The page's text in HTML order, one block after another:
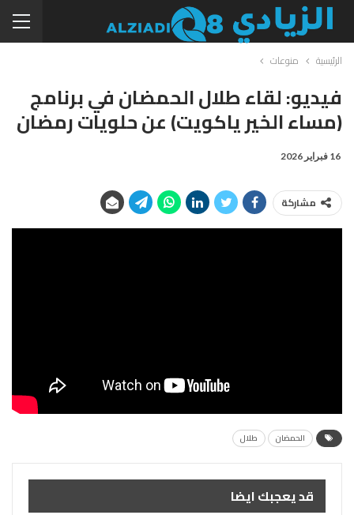
الرئيسية منوعات
فيديو: لقاء طلال الحمضان في برنامج
(مساء الخير ياكويت) عن حلويات رمضان
16 فبراير 2026
مشاركة
الحمضان طلال
قد يعجبك ايضا